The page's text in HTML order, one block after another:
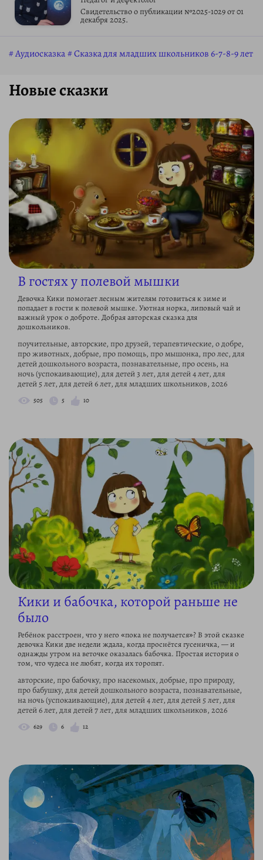
Свидетельство о публикации №2025-1029 от 01
декабря 2025.
Аудиосказка Сказка для младших школьников 6-7-8-9 лет
Новые сказки
В гостях у полевой мышки
Девочка Кики помогает лесным жителям готовиться к зиме и
попадает в гости к полевой мышке. Уютная норка, липовый чай и
важный урок о доброте. Добрая авторская сказка для
дошкольников.
поучительные, авторские, про друзей, терапевтические, о добре,
про животных, добрые, про помощь, про мышонка, про лес, для
детей дошкольного возраста, познавательные, про осень, на
ночь (успокаивающие), для детей 3 лет, для детей 4 лет, для
детей 5 лет, для детей 6 лет, для младших школьников, 2026
505 5 10
Кики и бабочка, которой раньше не
было
Ребёнок расстроен, что у него «пока не получается»? В этой сказке
девочка Кики две недели ждала, когда проснётся гусеничка, — и
однажды утром на веточке оказалась бабочка. Простая история о
том, что чудеса не любят, когда их торопят.
авторские, про бабочку, про насекомых, добрые, про природу,
про бабушку, для детей дошкольного возраста, познавательные,
на ночь (успокаивающие), для детей 4 лет, для детей 5 лет, для
детей 6 лет, для детей 7 лет, для младших школьников, 2026
629 6 12